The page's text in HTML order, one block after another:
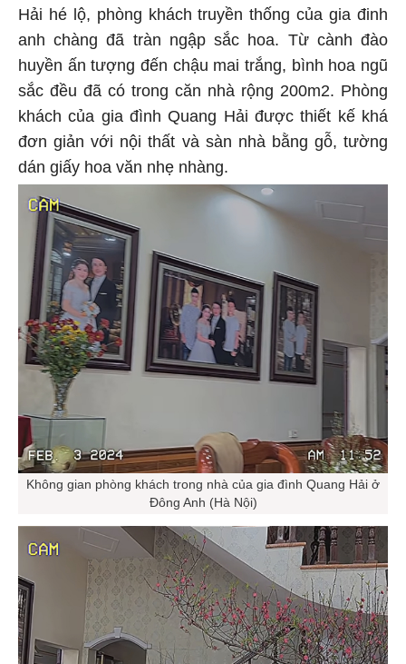
Hải hé lộ, phòng khách truyền thống của gia đinh
anh chàng đã tràn ngập sắc hoa. Từ cành đào
huyền ấn tượng đến chậu mai trắng, bình hoa ngũ
sắc đều đã có trong căn nhà rộng 200m2. Phòng
khách của gia đình Quang Hải được thiết kế khá
đơn giản với nội thất và sàn nhà bằng gỗ, tường
dán giấy hoa văn nhẹ nhàng.
Không gian phòng khách trong nhà của gia đình Quang Hải ở
Đông Anh (Hà Nội)